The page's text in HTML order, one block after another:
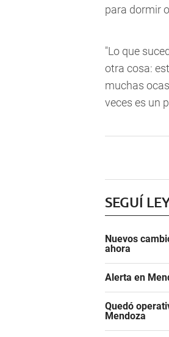
para dormir
"Lo que
otra cosa:
muchas
veces es un
SEGUÍ
Nuevos
ahora
Alerta en
Quedó
Mendoza